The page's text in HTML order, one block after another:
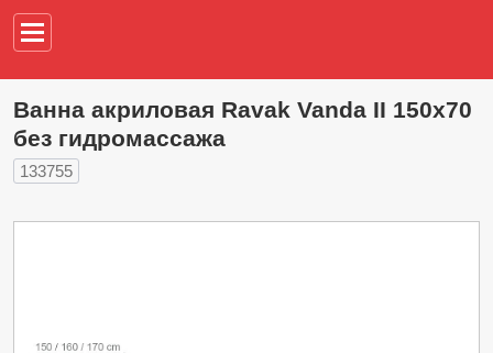
Ванна акриловая Ravak Vanda II 150x70
без гидромассажа
133755